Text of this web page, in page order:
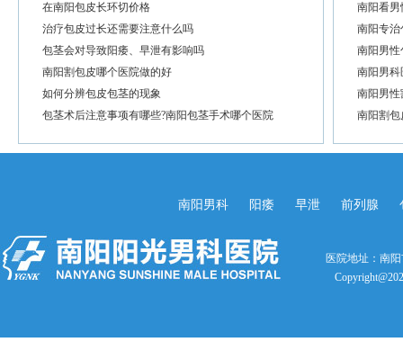
在南阳包皮长环切价格
治疗包皮过长还需要注意什么吗
包茎会对导致阳痿、早泄有影响吗
南阳割包皮哪个医院做的好
如何分辨包皮包茎的现象
包茎术后注意事项有哪些?南阳包茎手术哪个医院
南阳看男
南阳专治
南阳男性
南阳男科
南阳男性
南阳割包
南阳男科 阳痿 早泄 前列腺
医院地址：南